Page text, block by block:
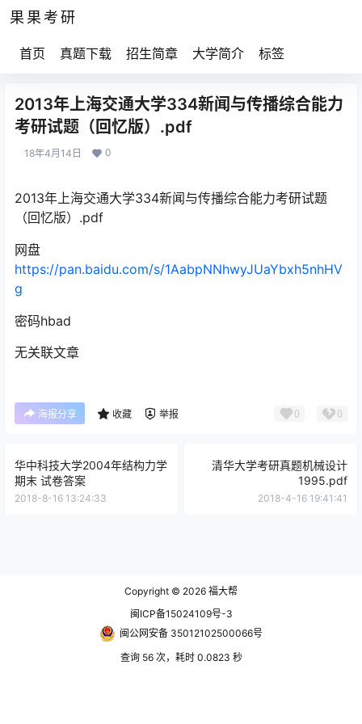
果果考研
首页 真题下载 招生简章 大学简介 标签
2013年上海交通大学334新闻与传播综合能力
考研试题（回忆版）.pdf
18年4月14日 0
2013年上海交通大学334新闻与传播综合能力考研试题
（回忆版）.pdf
网盘
https://pan.baidu.com/s/1AabpNNhwyJUaYbxh5nhHV
g
密码hbad
无关联文章
海报分享 收藏 举报 0 0
华中科技大学2004年结构力学
期末 试卷答案
2018-8-16 13:24:33
清华大学考研真题机械设计
1995.pdf
2018-4-16 19:41:41
Copyright © 2026 福大帮
闽ICP备15024109号-3
闽公网安备 35012102500066号
查询 56 次，耗时 0.0823 秒